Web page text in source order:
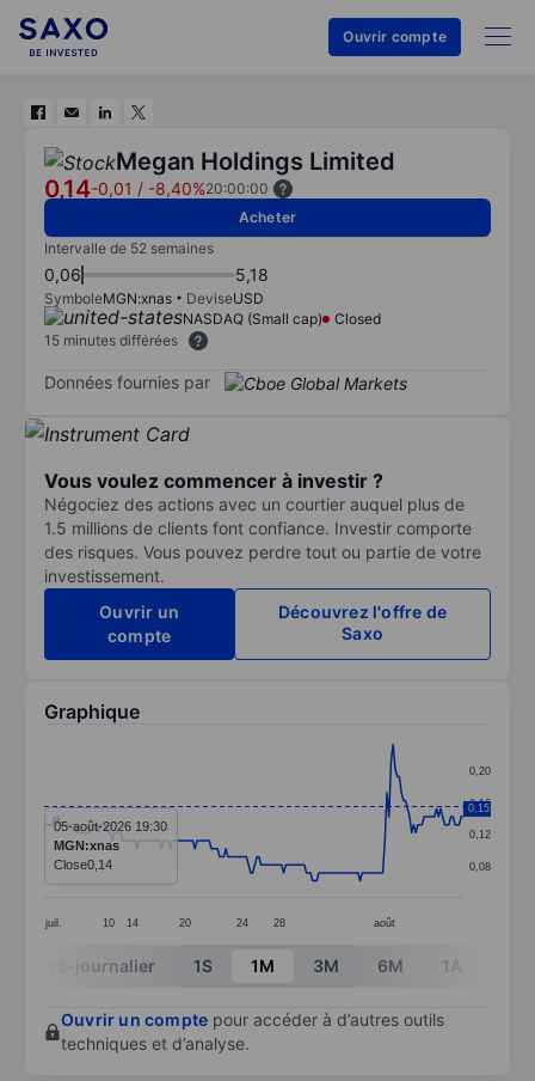
Ouvrir compte
Megan Holdings Limited
0,14-0,01 / -8,40%20:00:00
Acheter
Intervalle de 52 semaines
0,06 5,18
SymboleMGN:xnas DeviseUSD
NASDAQ (Small cap)
Closed
15 minutes différées
Données fournies par
Vous voulez commencer à investir ?
Négociez des actions avec un courtier auquel plus de
1.5 millions de clients font confiance. Investir comporte
des risques. Vous pouvez perdre tout ou partie de votre
investissement.
Ouvrir un
compte
Découvrez l'offre de
Saxo
Graphique
The chart has 1 X axis displaying categories.
The chart has 1 Y axis displaying values. Data
juil. 10 14 20 24 28 août
0,08
0,12
0,16
0,20
0,15
05-août-2026 19:30
MGN:xnas
Close0,14
End of interactive chart.
Intra-journalier 1S 1M 3M 6M 1A
Ouvrir un compte pour accéder à d’autres outils
techniques et d’analyse.